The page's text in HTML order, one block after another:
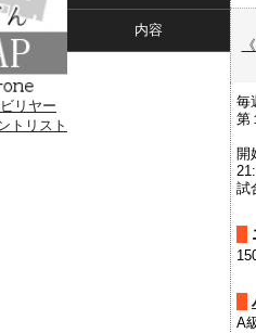
内容
毎
第
開
試
A